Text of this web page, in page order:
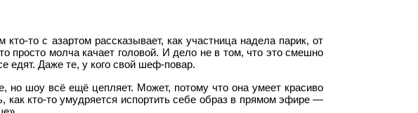
то с азартом рассказывает, как участница надела парик, от
просто молча качает головой. И дело не в том, что это смешно
едят. Даже те, у кого свой шеф-повар.
но шоу всё ещё цепляет. Может, потому что она умеет красиво
кто-то умудряется испортить себе образ в прямом эфире —